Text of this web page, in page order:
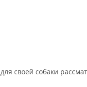
для своей собаки